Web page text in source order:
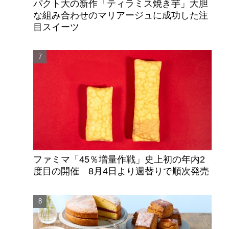
パクト大の新作「ティラミス焼き芋」大胆
な組み合わせのマリアージュに成功した注
目スイーツ
ファミマ「45％増量作戦」史上初の年内2
度目の開催 8月4日より週替りで順次発売